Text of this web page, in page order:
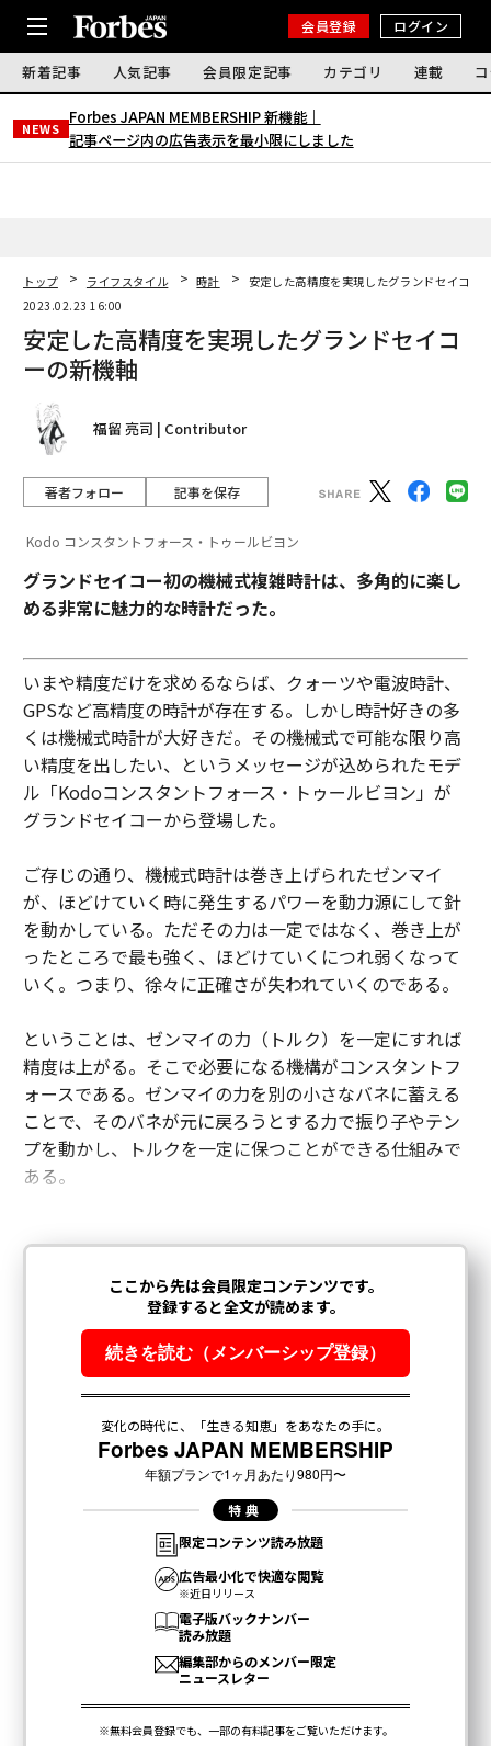
会員登録 ログイン
新着記事 人気記事 会員限定記事 カテゴリ 連載
NEWS
Forbes JAPAN MEMBERSHIP 新機能｜
記事ページ内の広告表示を最小限にしました
トップ ライフスタイル 時計
安定した高精度を実現したグランドセイコー
2023.02.23 16:00
安定した高精度を実現したグランドセイコ
ーの新機軸
福留 亮司 | Contributor
著者フォロー 記事を保存
Kodo コンスタントフォース・トゥールビヨン
グランドセイコー初の機械式複雑時計は、多角的に楽し
める非常に魅力的な時計だった。
いまや精度だけを求めるならば、クォーツや電波時計、
GPSなど高精度の時計が存在する。しかし時計好きの多
くは機械式時計が大好きだ。その機械式で可能な限り高
い精度を出したい、というメッセージが込められたモデ
ル「Kodoコンスタントフォース・トゥールビヨン」が
グランドセイコーから登場した。
ご存じの通り、機械式時計は巻き上げられたゼンマイ
が、ほどけていく時に発生するパワーを動力源にして針
を動かしている。ただその力は一定ではなく、巻き上が
ったところで最も強く、ほどけていくにつれ弱くなって
いく。つまり、徐々に正確さが失われていくのである。
ということは、ゼンマイの力（トルク）を一定にすれば
精度は上がる。そこで必要になる機構がコンスタントフ
ォースである。ゼンマイの力を別の小さなバネに蓄える
ことで、そのバネが元に戻ろうとする力で振り子やテン
プを動かし、トルクを一定に保つことができる仕組みで
ある。